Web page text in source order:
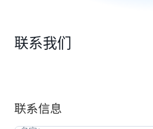
联系我们
联系信息